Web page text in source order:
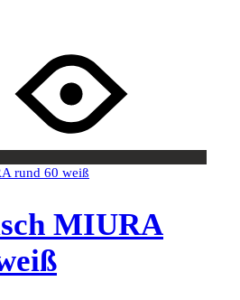
MIURA